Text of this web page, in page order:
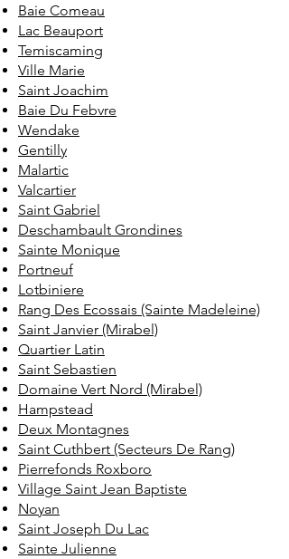
Baie Comeau
Lac Beauport
Temiscaming
Ville Marie
Saint Joachim
Baie Du Febvre
Wendake
Gentilly
Malartic
Valcartier
Saint Gabriel
Deschambault Grondines
Sainte Monique
Portneuf
Lotbiniere
Rang Des Ecossais (Sainte Madeleine)
Saint Janvier (Mirabel)
Quartier Latin
Saint Sebastien
Domaine Vert Nord (Mirabel)
Hampstead
Deux Montagnes
Saint Cuthbert (Secteurs De Rang)
Pierrefonds Roxboro
Village Saint Jean Baptiste
Noyan
Saint Joseph Du Lac
Sainte Julienne